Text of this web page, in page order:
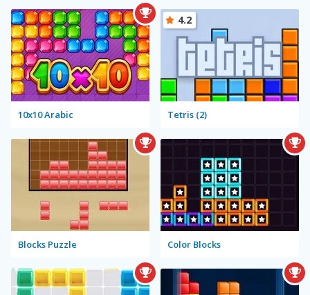
10x10 Arabic Tetris (2)
4.2
Blocks Puzzle Color Blocks